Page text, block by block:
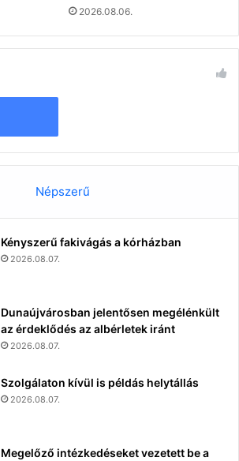
2026.08.06.
Népszerű
Kényszerű fakivágás a kórházban
2026.08.07.
Dunaújvárosban jelentősen megélénkült
az érdeklődés az albérletek iránt
2026.08.07.
Szolgálaton kívül is példás helytállás
2026.08.07.
Megelőző intézkedéseket vezetett be a